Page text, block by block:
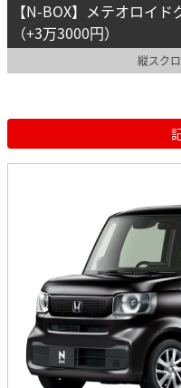
【N-BOX】メテオロイ
（+3万3000円）
縦スク